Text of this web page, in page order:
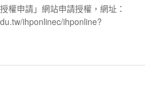
權申請」網站申請授權，網址：
ihponlinec/ihponline?